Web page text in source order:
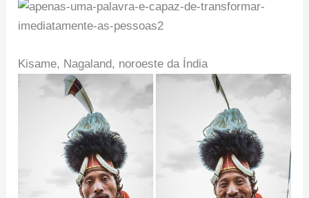
Kisame, Nagaland, noroeste da Índia